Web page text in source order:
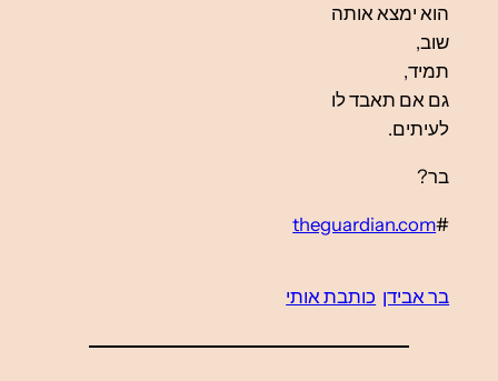
הוא ימצא אותה
שוב,
תמיד,
גם אם תאבד לו
לעיתים.
בר?
#
theguardian.com
בר אבידן כותבת אותי